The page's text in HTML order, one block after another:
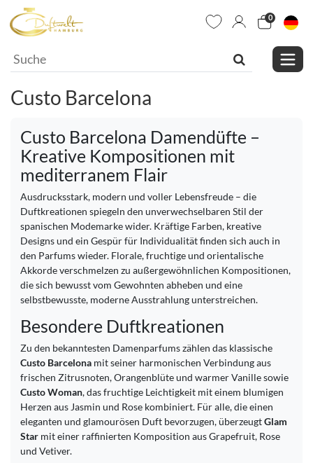
0
Custo Barcelona
Custo Barcelona Damendüfte –
Kreative Kompositionen mit
mediterranem Flair
Ausdrucksstark, modern und voller Lebensfreude – die
Duftkreationen spiegeln den unverwechselbaren Stil der
spanischen Modemarke wider. Kräftige Farben, kreative
Designs und ein Gespür für Individualität finden sich auch in
den Parfums wieder. Florale, fruchtige und orientalische
Akkorde verschmelzen zu außergewöhnlichen Kompositionen,
die sich bewusst vom Gewohnten abheben und eine
selbstbewusste, moderne Ausstrahlung unterstreichen.
Besondere Duftkreationen
Zu den bekanntesten Damenparfums zählen das klassische
Custo Barcelona mit seiner harmonischen Verbindung aus
frischen Zitrusnoten, Orangenblüte und warmer Vanille sowie
Custo Woman, das fruchtige Leichtigkeit mit einem blumigen
Herzen aus Jasmin und Rose kombiniert. Für alle, die einen
eleganten und glamourösen Duft bevorzugen, überzeugtGlam
Star mit einer raffinierten Komposition aus Grapefruit, Rose
und Vetiver.